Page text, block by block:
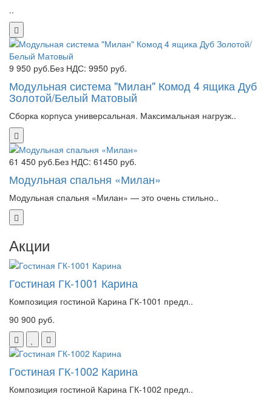
..
9 950 руб.Без НДС: 9950 руб.
Модульная система "Милан" Комод 4 ящика Дуб
Золотой/Белый Матовый
Сборка корпуса универсальная. Максимальная нагрузк..
61 450 руб.Без НДС: 61450 руб.
Модульная спальня «Милан»
Модульная спальня «Милан» — это очень стильно..
Акции
Гостиная ГК-1001 Карина
Композиция гостиной Карина ГК-1001 предл..
90 900 руб.
Гостиная ГК-1002 Карина
Композиция гостиной Карина ГК-1002 предл..